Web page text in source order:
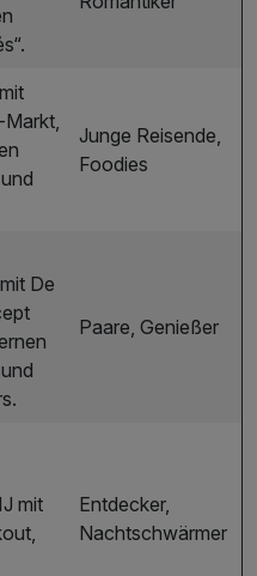
Junge Reisende,
Foodies
De
Paare, Genießer
mit
Entdecker,
Nachtschwärmer